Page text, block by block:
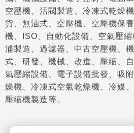
空壓機、活閥製造、冷凍式乾燥
貨、無油式、空壓機、空壓機保
機、ISO、自動化設備、空氣壓
浦製造、過濾器、中古空壓機、
式、研發、機械、改進、壓縮、
氣壓縮設備、電子設備批發、吸
燥機、冷凍式空氣乾燥機、冷媒
壓縮機製造等。